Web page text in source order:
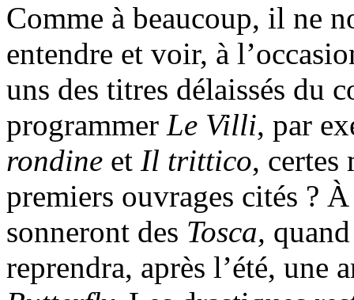
Comme à beaucoup, il ne
entendre et voir, à
uns des titres délaissés du
programmer Le Villi, par
rondine et Il trittico, certes
premiers ouvrages cités ?
sonneront des Tosca,
reprendra, après l’été, une